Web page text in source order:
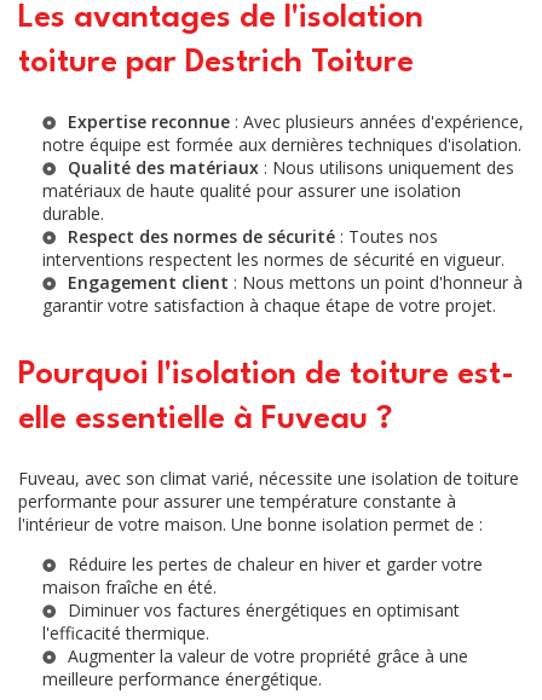
Les avantages de l'isolation
toiture par Destrich Toiture
Expertise reconnue : Avec plusieurs années d'expérience,
notre équipe est formée aux dernières techniques d'isolation.
Qualité des matériaux : Nous utilisons uniquement des
matériaux de haute qualité pour assurer une isolation
durable.
Respect des normes de sécurité : Toutes nos
interventions respectent les normes de sécurité en vigueur.
Engagement client : Nous mettons un point d'honneur à
garantir votre satisfaction à chaque étape de votre projet.
Pourquoi l'isolation de toiture est-
elle essentielle à Fuveau ?
Fuveau, avec son climat varié, nécessite une isolation de toiture
performante pour assurer une température constante à
l'intérieur de votre maison. Une bonne isolation permet de :
Réduire les pertes de chaleur en hiver et garder votre
maison fraîche en été.
Diminuer vos factures énergétiques en optimisant
l'efficacité thermique.
Augmenter la valeur de votre propriété grâce à une
meilleure performance énergétique.